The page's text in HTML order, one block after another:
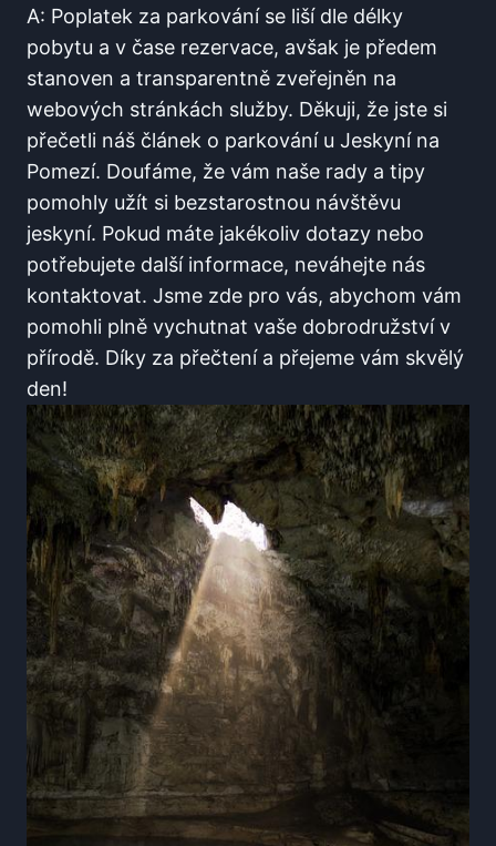
A:⁣ Poplatek za parkování se liší dle délky
pobytu⁤ a v čase rezervace, avšak⁢ je předem
stanoven​ a transparentně⁢ zveřejněn na
webových stránkách‌ služby. Děkuji, že‌ jste si
přečetli ⁣náš článek o parkování u Jeskyní na
Pomezí. Doufáme, že ⁢vám naše ​rady a ⁣tipy
pomohly ⁢užít⁤ si bezstarostnou návštěvu
jeskyní. Pokud máte⁤ jakékoliv dotazy nebo
potřebujete ‍další informace, ‍neváhejte nás ​
kontaktovat. ​Jsme zde pro vás, abychom vám
pomohli plně​ vychutnat vaše dobrodružství v
přírodě.⁣ Díky za⁢ přečtení a přejeme vám skvělý
den!